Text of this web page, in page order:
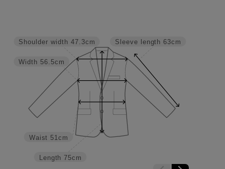
Sleeve length 63cm
Length 75cm
Waist 51cm
Width 56.5cm
Shoulder width 47.3cm